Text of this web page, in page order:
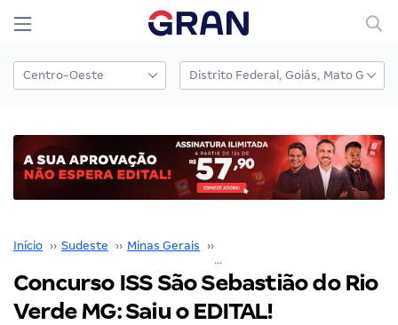
Início ›› Sudeste ›› Minas Gerais ››
Concurso ISS São Sebastião do Rio
Verde MG: Saiu o EDITAL!